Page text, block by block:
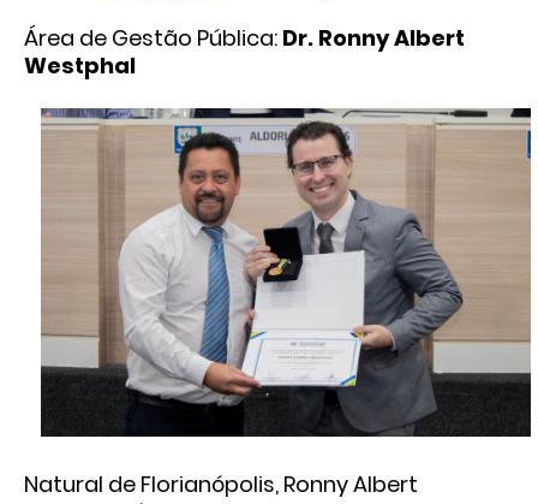
Área de Gestão Pública: Dr. Ronny Albert
Westphal
Natural de Florianópolis, Ronny Albert